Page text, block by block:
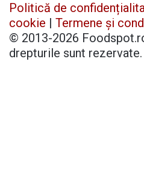
Politică de
cookie | Termene și
© 2013-2026
drepturile sunt rezervate.